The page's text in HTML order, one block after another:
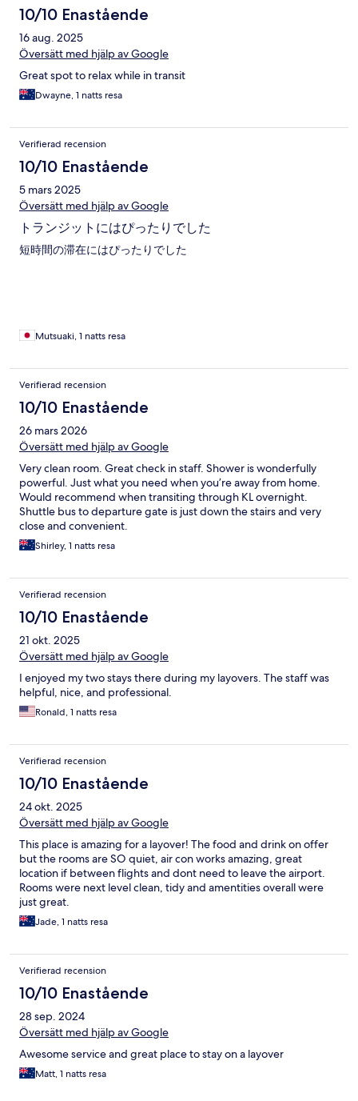
10/10 Enastående
16 aug. 2025
Översätt med hjälp av Google
Great spot to relax while in transit
Dwayne, 1 natts resa
Verifierad recension
10/10 Enastående
5 mars 2025
Översätt med hjälp av Google
トランジットにはぴったりでした
短時間の滞在にはぴったりでした
Mutsuaki, 1 natts resa
Verifierad recension
10/10 Enastående
26 mars 2026
Översätt med hjälp av Google
Very clean room. Great check in staff. Shower is wonderfully
powerful. Just what you need when you’re away from home.
Would recommend when transiting through KL overnight.
Shuttle bus to departure gate is just down the stairs and very
close and convenient.
Shirley, 1 natts resa
Verifierad recension
10/10 Enastående
21 okt. 2025
Översätt med hjälp av Google
I enjoyed my two stays there during my layovers. The staff was
helpful, nice, and professional.
Ronald, 1 natts resa
Verifierad recension
10/10 Enastående
24 okt. 2025
Översätt med hjälp av Google
This place is amazing for a layover! The food and drink on offer
but the rooms are SO quiet, air con works amazing, great
location if between flights and dont need to leave the airport.
Rooms were next level clean, tidy and amentities overall were
just great.
Jade, 1 natts resa
Verifierad recension
10/10 Enastående
28 sep. 2024
Översätt med hjälp av Google
Awesome service and great place to stay on a layover
Matt, 1 natts resa